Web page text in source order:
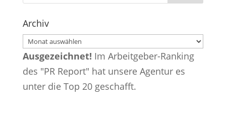
Archiv
Archiv
Ausgezeichnet! Im Arbeitgeber-Ranking
des "PR Report" hat unsere Agentur es
unter die Top 20 geschafft.